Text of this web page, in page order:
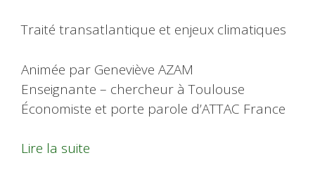
Traité transatlantique et enjeux climatiques
Animée par Geneviève AZAM
Enseignante – chercheur à Toulouse
Économiste et porte parole d’ATTAC France
Lire la suite